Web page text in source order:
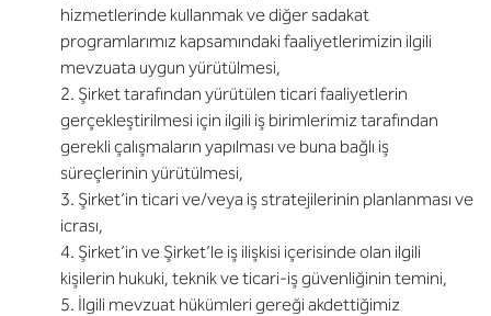
hizmetlerinde kullanmak ve diğer sadakat
programlarımız kapsamındaki faaliyetlerimizin ilgili
mevzuata uygun yürütülmesi,
2. Şirket tarafından yürütülen ticari faaliyetlerin
gerçekleştirilmesi için ilgili iş birimlerimiz tarafından
gerekli çalışmaların yapılması ve buna bağlı iş
süreçlerinin yürütülmesi,
3. Şirket’in ticari ve/veya iş stratejilerinin planlanması ve
icrası,
4. Şirket’in ve Şirket’le iş ilişkisi içerisinde olan ilgili
kişilerin hukuki, teknik ve ticari-iş güvenliğinin temini,
5. İlgili mevzuat hükümleri gereği akdettiğimiz